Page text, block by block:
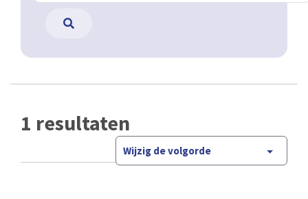
1 resultaten
Wijzig de volgorde